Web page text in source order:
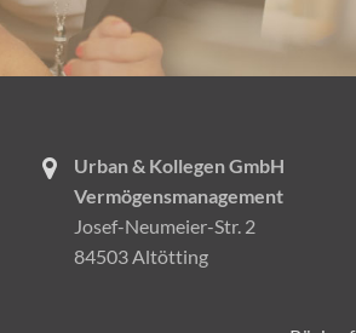
Urban & Kollegen GmbH
Vermögensmanagement
Josef-Neumeier-Str. 2
84503 Altötting